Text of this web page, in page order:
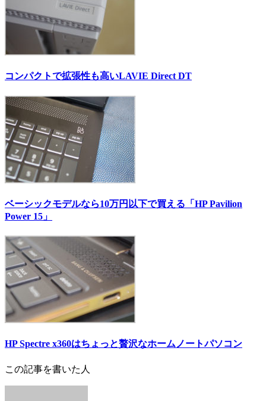
コンパクトで拡張性も高いLAVIE Direct DT
ベーシックモデルなら10万円以下で買える「HP Pavilion
Power 15」
HP Spectre x360はちょっと贅沢なホームノートパソコン
この記事を書いた人